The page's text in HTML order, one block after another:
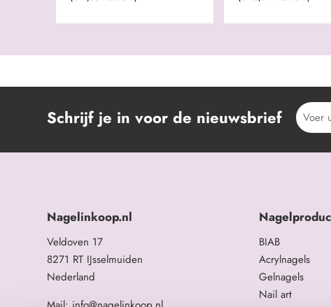
Schrijf je in voor de nieuwsbrief
Nagelinkoop.nl
Veldoven 17
8271 RT IJsselmuiden
Nederland
BIAB
Acrylnagels
Gelnagels
Nail art